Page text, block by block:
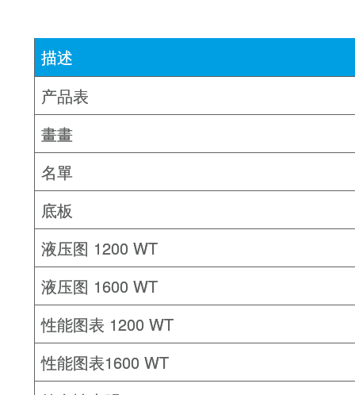
描述
产品表
畫畫
名單
底板
液压图 1200 WT
液压图 1600 WT
性能图表 1200 WT
性能图表1600 WT